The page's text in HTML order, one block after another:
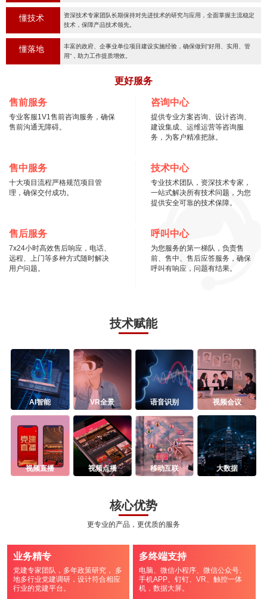
懂技术
资深技术专家团队长期保持对先进技术的研究与应用，全面掌握主流稳定
技术，保障产品技术领先。
懂落地
丰富的政府、企事业单位项目建设实施经验，确保做到“好用、实用、管
用“，助力工作提质增效。
更好服务
售前服务
专业客服1V1售前咨询服务，确保
售前沟通无障碍。
咨询中心
提供专业方案咨询、设计咨询、
建设集成、运维运营等咨询服
务，为客户精准把脉。
售中服务
十大项目流程严格规范项目管
理，确保交付成功。
技术中心
专业技术团队，资深技术专家，
一站式解决所有技术问题，为您
提供安全可靠的技术保障。
售后服务
7x24小时高效售后响应，电话、
远程、上门等多种方式随时解决
用户问题。
呼叫中心
为您服务的第一梯队，负责售
前、售中、售后应答服务，确保
呼叫有响应，问题有结果。
技术赋能
AI智能 VR全景 语音识别 视频会议
视频直播 视频点播 移动互联 大数据
核心优势
更专业的产品，更优质的服务
业务精专
党建专家团队，多年政策研究， 多
地多行业党建调研，设计符合相应
行业的党建平台。
多终端支持
电脑、微信小程序、微信公众号、
手机APP、钉钉、VR、触控一体
机，数据大屏。